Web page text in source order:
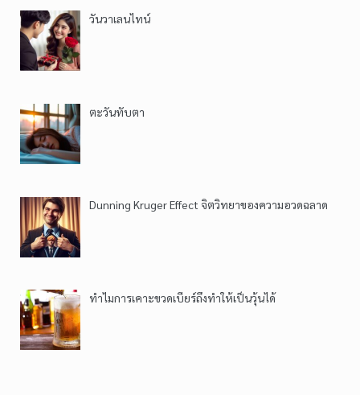
วันวาเลนไทน์
ตะวันทับตา
Dunning Kruger Effect จิตวิทยาของความอวดฉลาด
ทำไมการเคาะขวดเบียร์ถึงทำให้เป็นวุ้นได้